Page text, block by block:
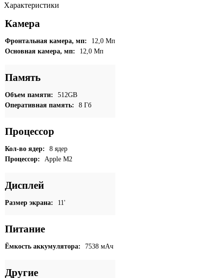
WI-
512Gb
Space
Gray
Характеристики
Камера
Фронтальная камера, мп:
12,0 Мп
Основная камера, мп:
12,0 Мп
Память
Объем памяти:
512GB
Оперативная память:
8 Гб
Процессор
Кол-во ядер:
8 ядер
Процессор:
Apple M2
Дисплей
Размер экрана: 11'
Питание
Ёмкость аккумулятора: 7538 мАч
Другие